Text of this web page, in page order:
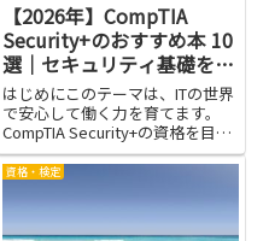
【2026年】CompTIA
Security+のおすすめ本 10
選｜セキュリティ基礎を証
明
はじめにこのテーマは、ITの世界
で安心して働く力を育てます。
CompTIA Security+の資格を目指
す人にとって、難しく感じる専門
用語を丁寧に解きほぐす本を選ぶ
るうちに、セキュリティの基本的
資格・検定